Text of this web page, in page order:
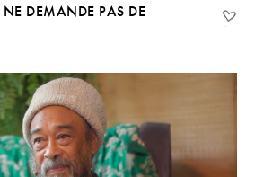
NE DEMANDE PAS DE